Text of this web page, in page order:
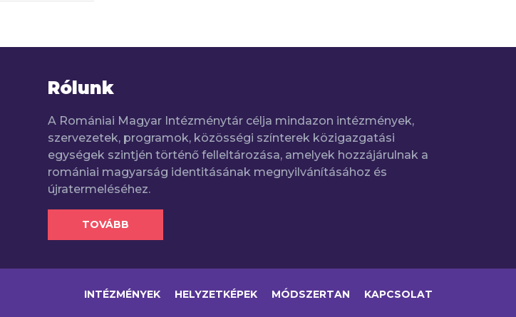
Rólunk
A Romániai Magyar Intézménytár célja mindazon intézmények,
szervezetek, programok, közösségi színterek közigazgatási
egységek szintjén történő felleltározása, amelyek hozzájárulnak a
romániai magyarság identitásának megnyilvánításához és
újratermeléséhez.
TOVÁBB
INTÉZMÉNYEK HELYZETKÉPEK MÓDSZERTAN KAPCSOLAT